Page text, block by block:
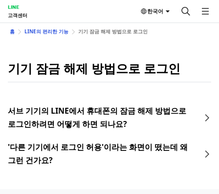
LINE
고객센터
한국어
홈 LINE의 편리한 기능 기기 잠금 해제 방법으로 로그인
기기 잠금 해제 방법으로 로그인
서브 기기의 LINE에서 휴대폰의 잠금 해제 방법으로
로그인하려면 어떻게 하면 되나요?
'다른 기기에서 로그인 허용'이라는 화면이 떴는데 왜
그런 건가요?